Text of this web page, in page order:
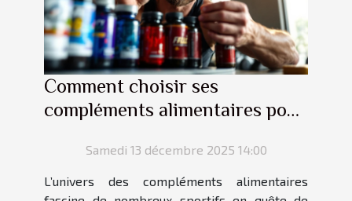
Comment choisir ses
compléments alimentaires pour
sportive ?
Samedi 13 décembre 2025 14:00
L’univers des compléments alimentaires